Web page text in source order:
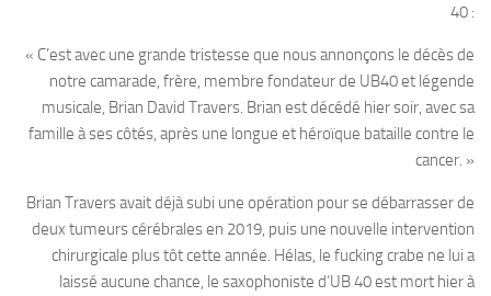
40 :
« C’est avec une grande tristesse que nous annonçons le décès de
notre camarade, frère, membre fondateur de UB40 et légende
musicale, Brian David Travers. Brian est décédé hier soir, avec sa
famille à ses côtés, après une longue et héroïque bataille contre le
cancer. »
Brian Travers avait déjà subi une opération pour se débarrasser de
deux tumeurs cérébrales en 2019, puis une nouvelle intervention
chirurgicale plus tôt cette année. Hélas, le fucking crabe ne lui a
laissé aucune chance, le saxophoniste d’UB 40 est mort hier à